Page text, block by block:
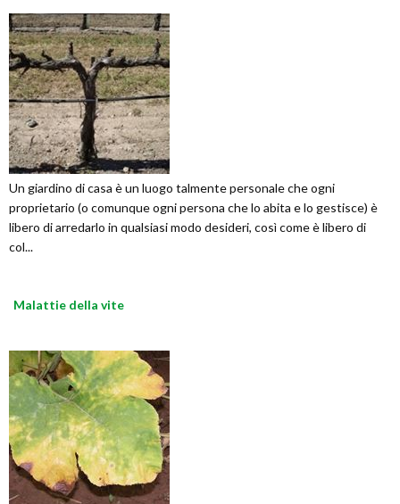
Un giardino di casa è un luogo talmente personale che ogni
proprietario (o comunque ogni persona che lo abita e lo gestisce) è
libero di arredarlo in qualsiasi modo desideri, così come è libero di
col...
Malattie della vite